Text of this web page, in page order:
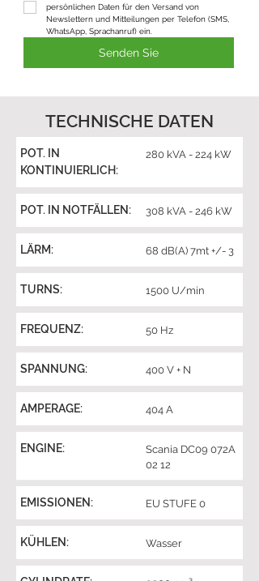
persönlichen Daten für den Versand von
Newslettern und Mitteilungen per Telefon (SMS,
WhatsApp, Sprachanruf) ein.
Senden Sie
TECHNISCHE DATEN
POT. IN
KONTINUIERLICH:
280 kVA - 224 kW
POT. IN NOTFÄLLEN: 308 kVA - 246 kW
LÄRM: 68 dB(A) 7mt +/- 3
TURNS: 1500 U/min
FREQUENZ: 50 Hz
SPANNUNG: 400 V + N
AMPERAGE: 404 A
ENGINE:
Scania DC09 072A
02 12
EMISSIONEN: EU STUFE 0
KÜHLEN: Wasser